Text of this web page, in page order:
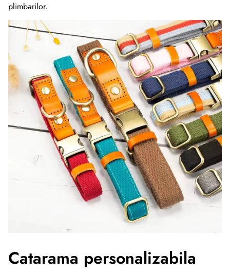
plimbarilor.
Catarama personalizabila